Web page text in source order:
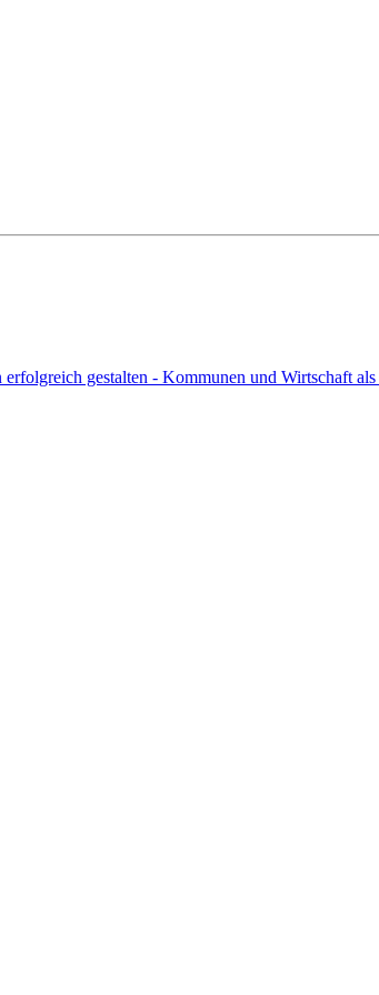
gestalten - Kommunen und Wirtschaft als